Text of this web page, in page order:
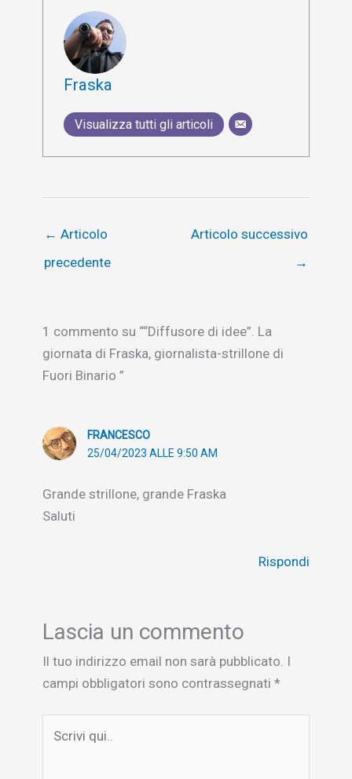
Fraska
Visualizza tutti gli articoli
← Articolo
precedente
Articolo successivo
→
1 commento su ““Diffusore di idee”. La
giornata di Fraska, giornalista-strillone di
Fuori Binario ”
FRANCESCO
25/04/2023 ALLE 9:50 AM
Grande strillone, grande Fraska
Saluti
Rispondi
Lascia un commento
Il tuo indirizzo email non sarà pubblicato. I
campi obbligatori sono contrassegnati *